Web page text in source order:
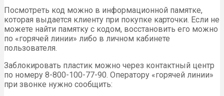
Посмотреть код можно в информационной памятке,
которая выдается клиенту при покупке карточки. Если не
можете найти памятку с кодом, восстановить его можно
по «горячей линии» либо в личном кабинете
пользователя.
Заблокировать пластик можно через контактный центр
по номеру 8-800-100-77-90. Оператору «горячей линии»
при звонке нужно сообщить: